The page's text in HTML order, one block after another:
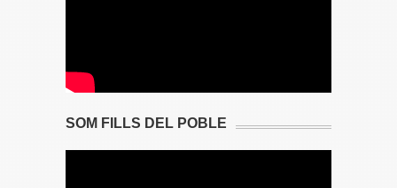
SOM FILLS DEL POBLE